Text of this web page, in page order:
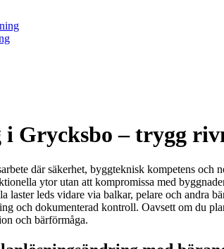
i Grycksbo – trygg
där säkerhet, byggteknisk kompetens
ytor utan att kompromissa med
laster leds vidare via balkar, pelare och andra
och dokumenterad kontroll. Oavsett om du
och bärförmåga.